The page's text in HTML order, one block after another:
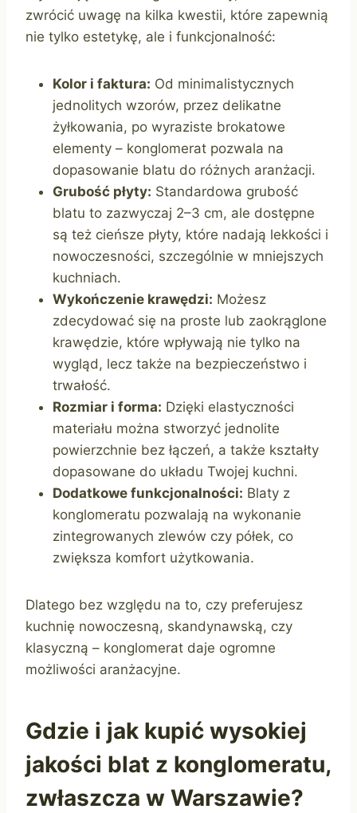
zwrócić uwagę na kilka kwestii, które zapewnią
nie tylko estetykę, ale i funkcjonalność:
Kolor i faktura: Od minimalistycznych
jednolitych wzorów, przez delikatne
żyłkowania, po wyraziste brokatowe
elementy – konglomerat pozwala na
dopasowanie blatu do różnych aranżacji.
Grubość płyty: Standardowa grubość
blatu to zazwyczaj 2–3 cm, ale dostępne
są też cieńsze płyty, które nadają lekkości i
nowoczesności, szczególnie w mniejszych
kuchniach.
Wykończenie krawędzi: Możesz
zdecydować się na proste lub zaokrąglone
krawędzie, które wpływają nie tylko na
wygląd, lecz także na bezpieczeństwo i
trwałość.
Rozmiar i forma: Dzięki elastyczności
materiału można stworzyć jednolite
powierzchnie bez łączeń, a także kształty
dopasowane do układu Twojej kuchni.
Dodatkowe funkcjonalności: Blaty z
konglomeratu pozwalają na wykonanie
zintegrowanych zlewów czy półek, co
zwiększa komfort użytkowania.
Dlatego bez względu na to, czy preferujesz
kuchnię nowoczesną, skandynawską, czy
klasyczną – konglomerat daje ogromne
możliwości aranżacyjne.
Gdzie i jak kupić wysokiej
jakości blat z konglomeratu,
zwłaszcza w Warszawie?